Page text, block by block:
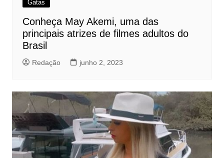
Gatas
Conheça May Akemi, uma das
principais atrizes de filmes adultos do
Brasil
Redação junho 2, 2023